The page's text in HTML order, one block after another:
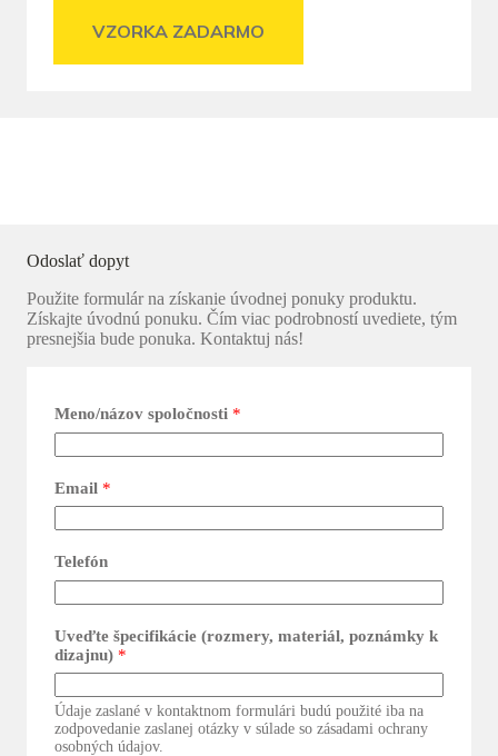
VZORKA ZADARMO
Odoslať dopyt
Použite formulár na získanie úvodnej ponuky produktu.
Získajte úvodnú ponuku. Čím viac podrobností uvediete, tým
presnejšia bude ponuka. Kontaktuj nás!
Meno/názov spoločnosti *
Email *
Telefón
Uveďte špecifikácie (rozmery, materiál, poznámky k
dizajnu) *
Údaje zaslané v kontaktnom formulári budú použité iba na
zodpovedanie zaslanej otázky v súlade so zásadami ochrany
osobných údajov.